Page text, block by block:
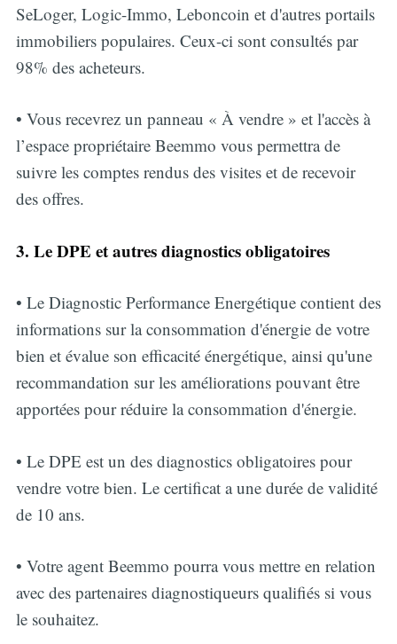
SeLoger, Logic-Immo, Leboncoin et d'autres portails
immobiliers populaires. Ceux-ci sont consultés par
98% des acheteurs.
• Vous recevrez un panneau « À vendre » et l'accès à
l’espace propriétaire Beemmo vous permettra de
suivre les comptes rendus des visites et de recevoir
des offres.
3. Le DPE et autres diagnostics obligatoires
• Le Diagnostic Performance Energétique contient des
informations sur la consommation d'énergie de votre
bien et évalue son efficacité énergétique, ainsi qu'une
recommandation sur les améliorations pouvant être
apportées pour réduire la consommation d'énergie.
• Le DPE est un des diagnostics obligatoires pour
vendre votre bien. Le certificat a une durée de validité
de 10 ans.
• Votre agent Beemmo pourra vous mettre en relation
avec des partenaires diagnostiqueurs qualifiés si vous
le souhaitez.